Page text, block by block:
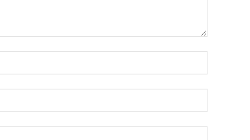
почта:*